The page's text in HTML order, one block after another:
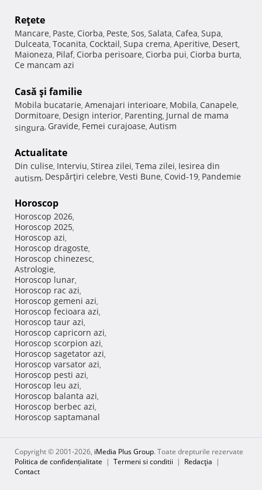
Reţete
Mancare, Paste, Ciorba, Peste, Sos, Salata, Cafea, Supa,
Dulceata, Tocanita, Cocktail, Supa crema, Aperitive, Desert,
Maioneza, Pilaf, Ciorba perisoare, Ciorba pui, Ciorba burta,
Ce mancam azi
Casă şi familie
Mobila bucatarie, Amenajari interioare, Mobila, Canapele,
Dormitoare, Design interior, Parenting, Jurnal de mama
singura, Gravide, Femei curajoase, Autism
Actualitate
Din culise, Interviu, Stirea zilei, Tema zilei, Iesirea din
autism, Despărţiri celebre, Vesti Bune, Covid-19, Pandemie
Horoscop
Horoscop 2026,
Horoscop 2025,
Horoscop azi,
Horoscop dragoste,
Horoscop chinezesc,
Astrologie,
Horoscop lunar,
Horoscop rac azi,
Horoscop gemeni azi,
Horoscop fecioara azi,
Horoscop taur azi,
Horoscop capricorn azi,
Horoscop scorpion azi,
Horoscop sagetator azi,
Horoscop varsator azi,
Horoscop pesti azi,
Horoscop leu azi,
Horoscop balanta azi,
Horoscop berbec azi,
Horoscop saptamanal
Copyright © 2001-2026, iMedia Plus Group. Toate drepturile rezervate
Politica de confidențialitate | Termeni si conditii | Redacţia |
Contact